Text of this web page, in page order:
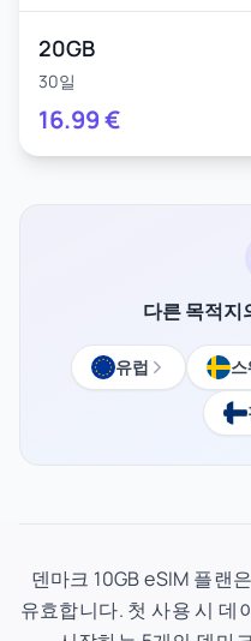
20GB
30일
16.99€
다른 목적지
유럽
덴마크 10GB eSIM 플
유효합니다. 첫 사용 시 데